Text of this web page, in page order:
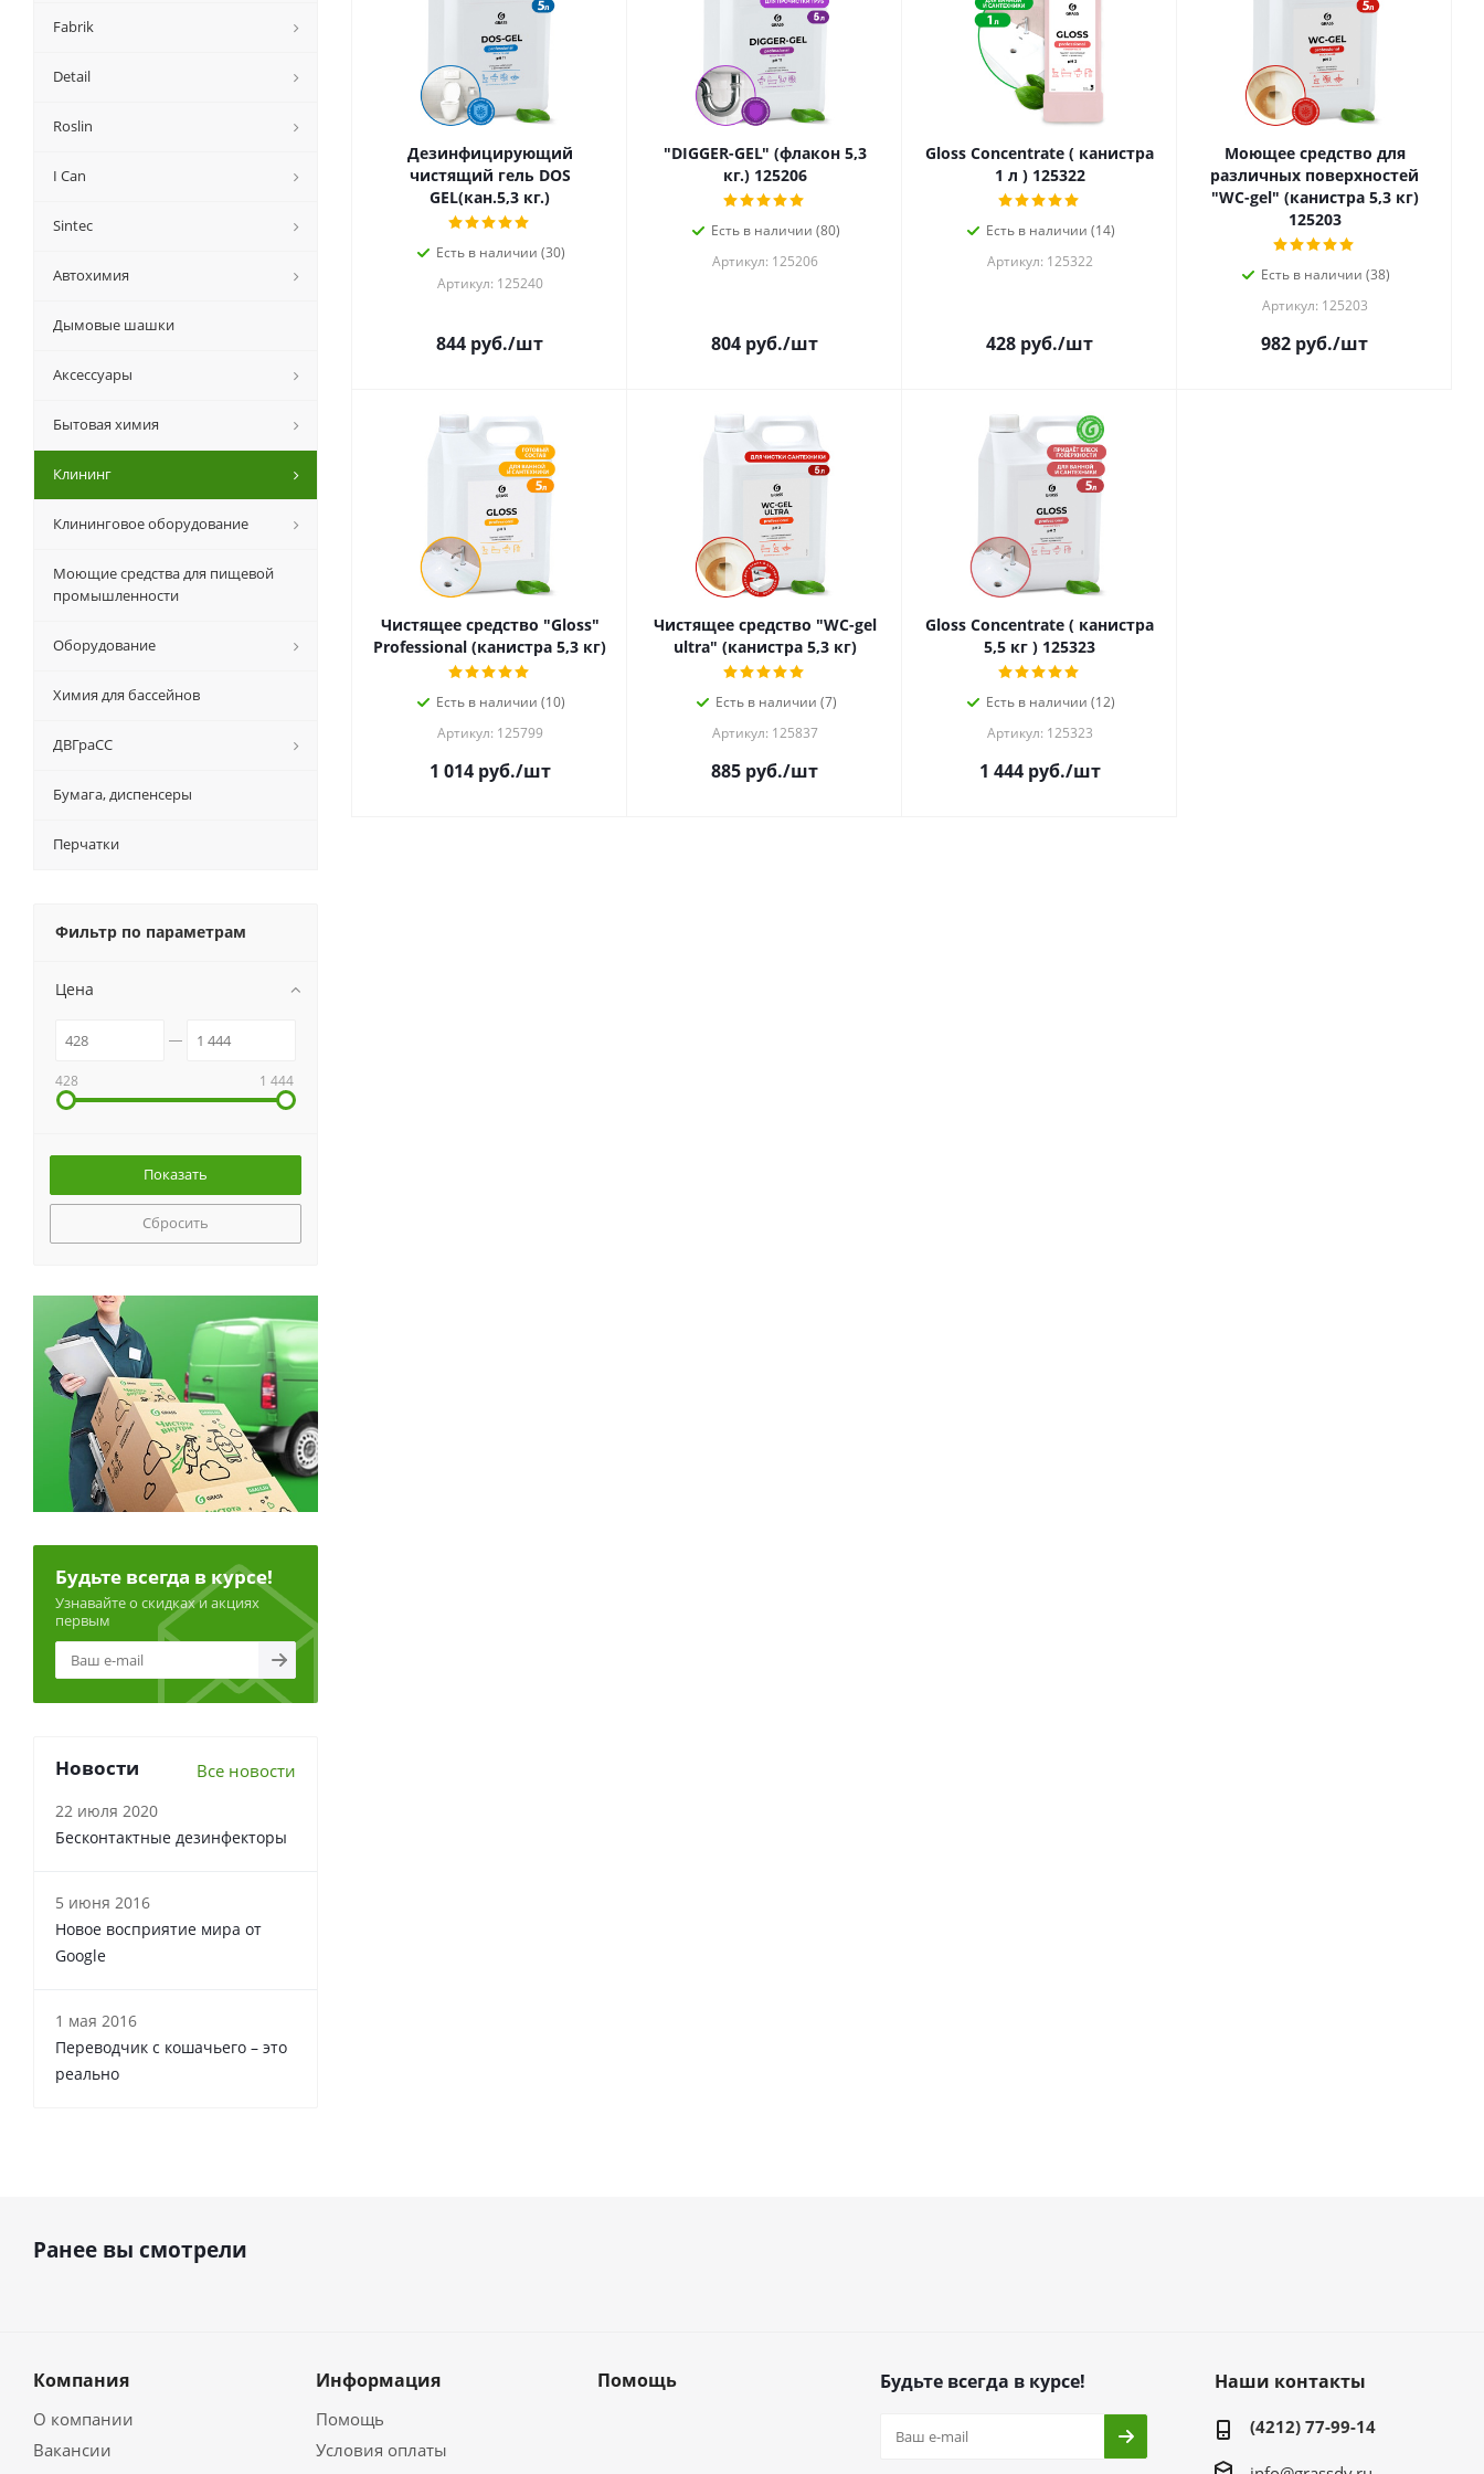
Дезинфицирующий
чистящий гель DOS
GEL(кан.5,3 кг.)
Есть в наличии (30)
Артикул: 125240
844 руб./шт
"DIGGER-GEL" (флакон 5,3
кг.) 125206
Есть в наличии (80)
Артикул: 125206
804 руб./шт
Gloss Concentrate ( канистра
1 л ) 125322
Есть в наличии (14)
Артикул: 125322
428 руб./шт
Моющее средство для
различных поверхностей
"WC-gel" (канистра 5,3 кг)
125203
Есть в наличии (38)
Артикул: 125203
982 руб./шт
Чистящее средство "Gloss"
Professional (канистра 5,3 кг)
Есть в наличии (10)
Артикул: 125799
1 014руб./шт
Чистящее средство "WC-gel
ultra" (канистра 5,3 кг)
Есть в наличии (7)
Артикул: 125837
885 руб./шт
Gloss Concentrate ( канистра
5,5 кг ) 125323
Есть в наличии (12)
Артикул: 125323
1 444руб./шт
Fabrik
Detail
Roslin
I Can
Sintec
Автохимия
Дымовые шашки
Аксессуары
Бытовая химия
Клининг
Клининговое оборудование
Моющие средства для пищевой
промышленности
Оборудование
Химия для бассейнов
ДВГраСС
Бумага, диспенсеры
Перчатки
Фильтр по параметрам
Цена
428 1 444
Сбросить
Будьте всегда в курсе!
Узнавайте о скидках и акциях
первым
Новости Все новости
22 июля 2020
Бесконтактные дезинфекторы
5 июня 2016
Новое восприятие мира от
Google
1 мая 2016
Переводчик с кошачьего – это
реально
Ранее вы смотрели
Компания
О компании
Вакансии
Информация
Помощь
Условия оплаты
Помощь Будьте всегда в курсе! Наши контакты
(4212) 77-99-14